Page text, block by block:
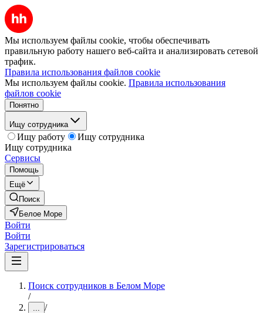
Мы используем файлы cookie, чтобы обеспечивать
правильную работу нашего веб-сайта и анализировать сетевой
трафик.
Правила использования файлов cookie
Мы используем файлы cookie. Правила использования
файлов cookie
Понятно
Ищу сотрудника
Ищу работу
Ищу сотрудника
Ищу сотрудника
Сервисы
Помощь
Ещё
Поиск
Белое Море
Войти
Войти
Зарегистрироваться
Поиск сотрудников в Белом Море
/
... /